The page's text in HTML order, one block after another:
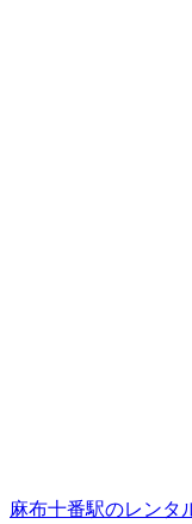
麻布十番駅のレンタ